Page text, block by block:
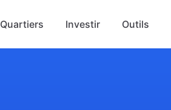
Quartiers Investir Outils